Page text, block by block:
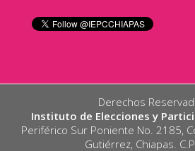
Derechos
Instituto de Elecciones y
Periférico Sur Poniente No. 2185,
Gutiérrez, Chiapas.